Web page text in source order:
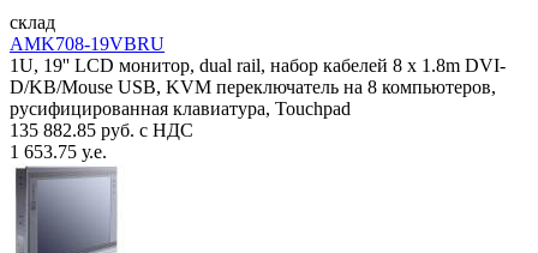
склад
AMK708-19VBRU
1U, 19'' LCD монитор, dual rail, набор кабелей 8 x 1.8m DVI-
D/KB/Mouse USB, KVM переключатель на 8 компьютеров,
русифицированная клавиатура, Touchpad
135 882.85 руб. с НДС
1 653.75 у.е.